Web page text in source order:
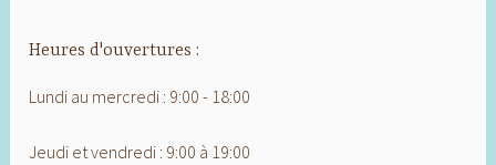
Heures d'ouvertures :
Lundi au mercredi : 9:00 - 18:00
Jeudi et vendredi : 9:00 à 19:00